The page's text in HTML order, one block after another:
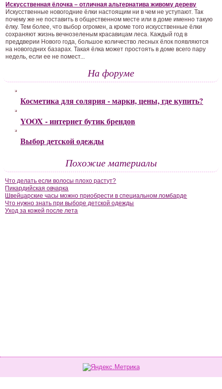
Искусственная ёлочка – отличная альтернатива живому дереву
Искусственные новогодние ёлки настоящим ни в чем не уступают. Так
почему же не поставить в общественном месте или в доме именно такую
ёлку. Тем более, что выбор огромен, а кроме того искусственные ёлки
сохраняют жизнь вечнозеленым красавицам леса. Каждый год в
преддверии Нового года, большое количество лесных ёлок появляются
на новогодних базарах. Такая ёлка может простоять в доме всего пару
недель, если ее не помест...
На форуме
Косметика для солярия - марки, цены, где купить?
YOOX - интернет бутик брендов
Выбор детской одежды
Похожие материалы
Что делать если волосы плохо растут?
Пикардийская овчарка
Швейцарские часы можно приобрести в специальном ломбарде
Что нужно знать при выборе детской одежды
Уход за кожей после лета